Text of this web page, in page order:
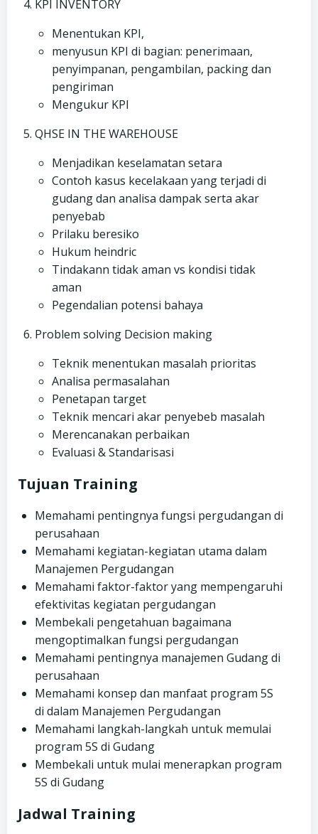
KPI INVENTORY
Menentukan KPI,
menyusun KPI di bagian: penerimaan,
penyimpanan, pengambilan, packing dan
pengiriman
Mengukur KΡΙ
QHSE IN THE WAREHOUSE
Menjadikan keselamatan setara
Contoh kasus kecelakaan yang terjadi di
gudang dan analisa dampak serta akar
penyebab
Prilaku beresiko
Hukum heindric
Tindakann tidak aman vs kondisi tidak
aman
Pegendalian potensi bahaya
Problem solving Decision making
Teknik menentukan masalah prioritas
Analisa permasalahan
Penetapan target
Teknik mencari akar penyebeb masalah
Merencanakan perbaikan
Evaluasi & Standarisasi
Tujuan Training
Memahami pentingnya fungsi pergudangan di
perusahaan
Memahami kegiatan-kegiatan utama dalam
Manajemen Pergudangan
Memahami faktor-faktor yang mempengaruhi
efektivitas kegiatan pergudangan
Membekali pengetahuan bagaimana
mengoptimalkan fungsi pergudangan
Memahami pentingnya manajemen Gudang di
perusahaan
Memahami konsep dan manfaat program 5S
di dalam Manajemen Pergudangan
Memahami langkah-langkah untuk memulai
program 5S di Gudang
Membekali untuk mulai menerapkan program
5S di Gudang
Jadwal Training